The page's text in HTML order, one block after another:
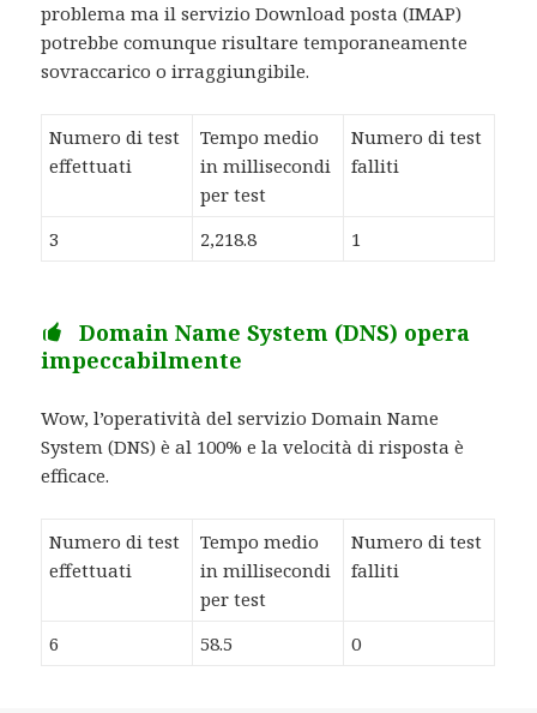
problema ma il servizio Download posta (IMAP)
potrebbe comunque risultare temporaneamente
sovraccarico o irraggiungibile.
Numero di test
effettuati
Tempo medio
in millisecondi
per test
Numero di test
falliti
3 2,218.8 1
Domain Name System (DNS) opera
impeccabilmente
Wow, l’operatività del servizio Domain Name
System (DNS) è al 100% e la velocità di risposta è
efficace.
Numero di test
effettuati
Tempo medio
in millisecondi
per test
Numero di test
falliti
6 58.5 0